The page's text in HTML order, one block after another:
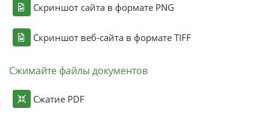
Скриншот сайта в формате PNG
Скриншот веб-сайта в формате TIFF
Сжимайте файлы документов
Сжатие PDF